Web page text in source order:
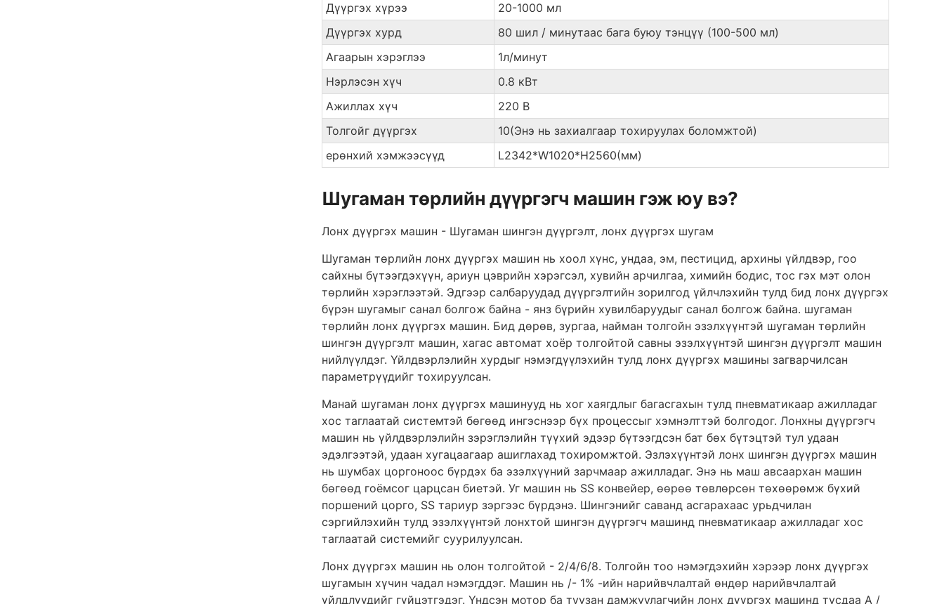
Дүүргэх хүрээ
20-1000 мл
Дүүргэх хурд
80 шил / минутаас бага буюу тэнцүү (100-500 мл)
Агаарын хэрэглээ
1л/минут
Нэрлэсэн хүч
0.8 кВт
Ажиллах хүч
220 В
Толгойг дүүргэх
10(Энэ нь захиалгаар тохируулах боломжтой)
ерөнхий хэмжээсүүд
L2342*W1020*H2560(мм)
Шугаман төрлийн дүүргэгч машин гэж юу вэ?
Лонх дүүргэх машин - Шугаман шингэн дүүргэлт, лонх дүүргэх шугам
Шугаман төрлийн лонх дүүргэх машин нь хоол хүнс, ундаа, эм, пестицид, архины үйлдвэр, гоо
сайхны бүтээгдэхүүн, ариун цэврийн хэрэгсэл, хувийн арчилгаа, химийн бодис, тос гэх мэт олон
төрлийн хэрэглээтэй. Эдгээр салбаруудад дүүргэлтийн зорилгод үйлчлэхийн тулд бид лонх дүүргэх
бүрэн шугамыг санал болгож байна - янз бүрийн хувилбаруудыг санал болгож байна. шугаман
төрлийн лонх дүүргэх машин. Бид дөрөв, зургаа, найман толгойн эзэлхүүнтэй шугаман төрлийн
шингэн дүүргэлт машин, хагас автомат хоёр толгойтой савны эзэлхүүнтэй шингэн дүүргэлт машин
нийлүүлдэг. Үйлдвэрлэлийн хурдыг нэмэгдүүлэхийн тулд лонх дүүргэх машины загварчилсан
параметрүүдийг тохируулсан.
Манай шугаман лонх дүүргэх машинууд нь хог хаягдлыг багасгахын тулд пневматикаар ажилладаг
хос таглаатай системтэй бөгөөд ингэснээр бүх процессыг хэмнэлттэй болгодог. Лонхны дүүргэгч
машин нь үйлдвэрлэлийн зэрэглэлийн түүхий эдээр бүтээгдсэн бат бөх бүтэцтэй тул удаан
эдэлгээтэй, удаан хугацаагаар ашиглахад тохиромжтой. Эзлэхүүнтэй лонх шингэн дүүргэх машин
нь шумбах цоргоноос бүрдэх ба эзэлхүүний зарчмаар ажилладаг. Энэ нь маш авсаархан машин
бөгөөд гоёмсог царцсан биетэй. Уг машин нь SS конвейер, өөрөө төвлөрсөн төхөөрөмж бүхий
поршений цорго, SS тариур зэргээс бүрдэнэ. Шингэнийг саванд асгарахаас урьдчилан
сэргийлэхийн тулд эзэлхүүнтэй лонхтой шингэн дүүргэгч машинд пневматикаар ажилладаг хос
таглаатай системийг суурилуулсан.
Лонх дүүргэх машин нь олон толгойтой - 2/4/6/8. Толгойн тоо нэмэгдэхийн хэрээр лонх дүүргэх
шугамын хүчин чадал нэмэгддэг. Машин нь /- 1% -ийн нарийвчлалтай өндөр нарийвчлалтай
үйлдлүүдийг гүйцэтгэдэг. Үндсэн мотор ба туузан дамжуулагчийн лонх дүүргэх машинд тусдаа A /